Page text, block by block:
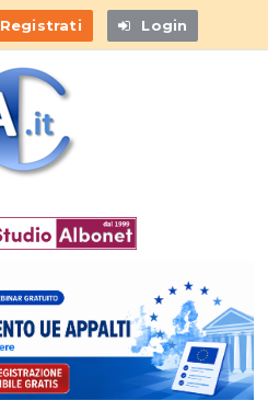
Registrati Login